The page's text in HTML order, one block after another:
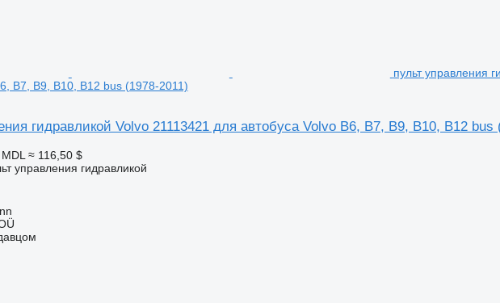
пульт управления
B7, B9, B10, B12 bus (1978-2011)
гидравликой Volvo 21113421 для автобуса Volvo B6, B7, B9, B10, B12 bus
≈ 116,50 $
управления гидравликой